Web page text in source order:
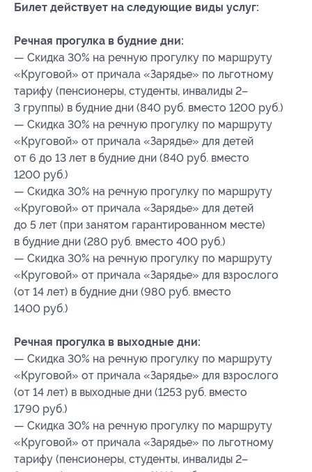
Билет действует на следующие виды услуг:
Речная прогулка в будние дни:
— Скидка 30% на речную прогулку по маршруту
«Круговой» от причала «Зарядье» по льготному
тарифу (пенсионеры, студенты, инвалиды 2–
3 группы) в будние дни (840 руб. вместо 1200 руб.)
— Скидка 30% на речную прогулку по маршруту
«Круговой» от причала «Зарядье» для детей
от 6 до 13 лет в будние дни (840 руб. вместо
1200 руб.)
— Скидка 30% на речную прогулку по маршруту
«Круговой» от причала «Зарядье» для детей
до 5 лет (при занятом гарантированном месте)
в будние дни (280 руб. вместо 400 руб.)
— Скидка 30% на речную прогулку по маршруту
«Круговой» от причала «Зарядье» для взрослого
(от 14 лет) в будние дни (980 руб. вместо
1400 руб.)
Речная прогулка в выходные дни:
— Скидка 30% на речную прогулку по маршруту
«Круговой» от причала «Зарядье» для взрослого
(от 14 лет) в выходные дни (1253 руб. вместо
1790 руб.)
— Скидка 30% на речную прогулку по маршруту
«Круговой» от причала «Зарядье» по льготному
тарифу (пенсионеры, студенты, инвалиды 2–